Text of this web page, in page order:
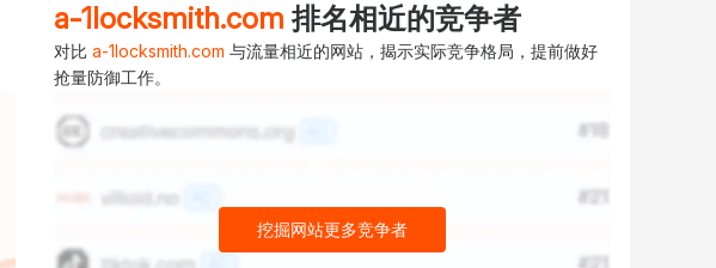
a-1locksmith.com 排名相近的竞争者
对比 a-1locksmith.com 与流量相近的网站，揭示实际竞争格局，提前做好
抢量防御工作。
挖掘网站更多竞争者